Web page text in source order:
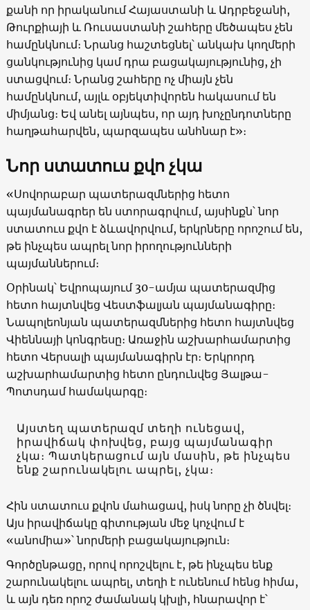
քանի որ իրականում Հայաստանի և Ադրբեջանի,
Թուրքիայի և Ռուսաստանի շահերը մեծապես չեն
համընկնում։ Նրանց հաշտեցնել՝ անկախ կողմերի
ցանկությունից կամ դրա բացակայությունից, չի
ստացվում։ Նրանց շահերը ոչ միայն չեն
համընկնում, այլև օբյեկտիվորեն հակասում են
միմյանց։ Եվ անել այնպես, որ այդ խոչընդոտները
հաղթահարվեն, պարզապես անհնար է»։
Նոր ստատուս քվո չկա
«Սովորաբար պատերազմներից հետո
պայմանագրեր են ստորագրվում, այսինքն՝ նոր
ստատուս քվո է ձևավորվում, երկրները որոշում են,
թե ինչպես ապրել նոր իրողությունների
պայմաններում։
Օրինակ՝ Եվրոպայում 30-ամյա պատերազմից
հետո հայտնվեց Վեստֆալյան պայմանագիրը։
Նապոլեոնյան պատերազմներից հետո հայտնվեց
Վիեննայի կոնգրեսը։ Առաջին աշխարհամարտից
հետո Վերսալի պայմանագիրն էր։ Երկրորդ
աշխարհամարտից հետո ընդունվեց Յալթա-
Պոտսդամ համակարգը։
Այստեղ պատերազմ տեղի ունեցավ,
իրավիճակ փոխվեց, բայց պայմանագիր
չկա։ Պատկերացում այն մասին, թե ինչպես
ենք շարունակելու ապրել, չկա։
Հին ստատուս քվոն մահացավ, իսկ նորը չի ծնվել։
Այս իրավիճակը գիտության մեջ կոչվում է
«անոմիա»՝ նորմերի բացակայություն։
Գործընթացը, որով որոշվելու է, թե ինչպես ենք
շարունակելու ապրել, տեղի է ունենում հենց հիմա,
և այն դեռ որոշ ժամանակ կխլի, հնարավոր է՝